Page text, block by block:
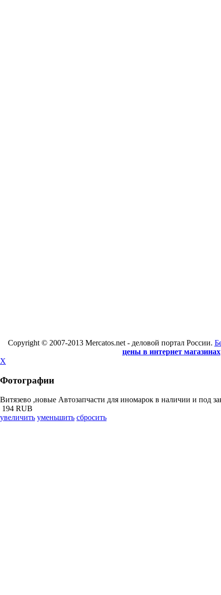
Copyright © 2007-2013 Mercatos.net - деловой портал России.
цены в интернет магазинах
X
Фотографии
Витязево ,новые Автозапчасти для иномарок в наличии и под
194 RUB
увеличить уменьшить сбросить